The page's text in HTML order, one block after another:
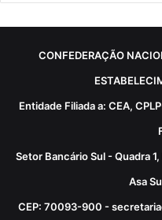
CONFEDERAÇÃO
Entidade Filiada a: CEA,
Setor Bancário Sul - Quadra
Asa
CEP: 70093-900 -